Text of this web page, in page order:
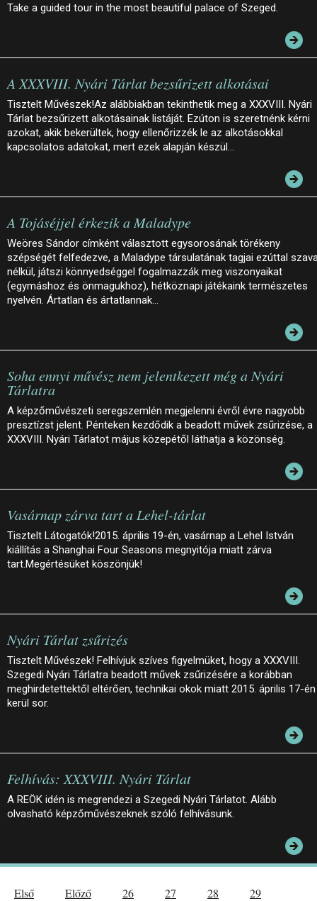
Take a guided tour in the most beautiful palace of Szeged.
A XXXVIII. Nyári Tárlat bezsűrizett alkotásai
Tisztelt Művészek!Az alábbiakban tekinthetik meg a XXXVIII. Nyári
Tárlat bezsűrizett alkotásainak listáját. Ezúton is szeretnénk kérni
azokat, akik bekerültek, hogy ellenőrizzék le az alkotásokkal
kapcsolatos adatokat, mert ezek alapján készül…
A Tojáséjjel érkezik a Maladype
Weöres Sándor címként választott egysorosának törékeny
szépségét felfedezve, a Maladype társulatának tagjai ezúttal
nélkül, játszi könnyedséggel fogalmazzák meg viszonyaikat
(egymáshoz és önmagukhoz), hétköznapi játékaink természetes
nyelvén. Ártatlan és ártatlannak…
Soha ennyi művész nem jelentkezett még a Nyári
Tárlatra
A képzőművészeti seregszemlén megjelenni évről évre nagyobb
presztízst jelent. Pénteken kezdődik a beadott művek zsűrizése, a
XXXVIII. Nyári Tárlatot május közepétől láthatja a közönség.
Vasárnap zárva tart a Lehel-tárlat
Tisztelt Látogatók!2015. április 19-én, vasárnap a Lehel István
kiállítás a Shanghai Four Seasons megnyitója miatt zárva
tart.Megértésüket köszönjük!
Nyári Tárlat zsűrizés
Tisztelt Művészek! Felhívjuk szíves figyelmüket, hogy a XXXVIII.
Szegedi Nyári Tárlatra beadott művek zsűrizésére a korábban
meghirdetettektől eltérően, technikai okok miatt 2015. április 17-én
kerül sor.
Felhívás: XXXVIII. Nyári Tárlat
A REÖK idén is megrendezi a Szegedi Nyári Tárlatot. Alább
olvasható képzőművészeknek szóló felhívásunk.
Első Előző 26 27 28
29